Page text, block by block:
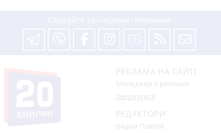
РЕКЛАМА НА САЙТІ
Менеджер з реклами
Звернутися
РЕДАКТОРИ
Вадим Павлов